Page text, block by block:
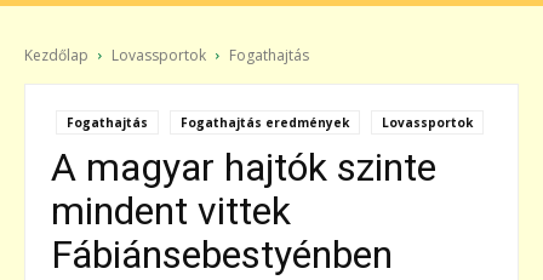
Kezdőlap Lovassportok Fogathajtás
Fogathajtás Fogathajtás eredmények Lovassportok
A magyar hajtók szinte
mindent vittek
Fábiánsebestyénben